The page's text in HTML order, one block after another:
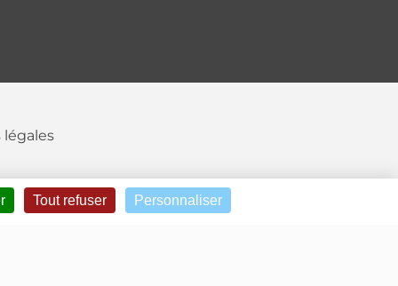
Tout refuser Personnaliser